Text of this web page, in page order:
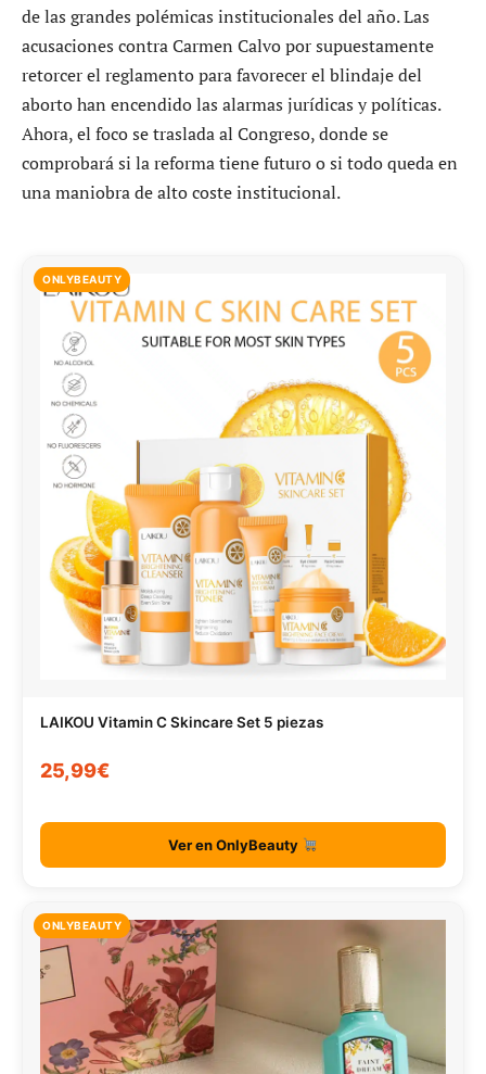
de las grandes polémicas institucionales del año. Las
acusaciones contra Carmen Calvo por supuestamente
retorcer el reglamento para favorecer el blindaje del
aborto han encendido las alarmas jurídicas y políticas.
Ahora, el foco se traslada al Congreso, donde se
comprobará si la reforma tiene futuro o si todo queda en
una maniobra de alto coste institucional.
ONLYBEAUTY
LAIKOU Vitamin C Skincare Set 5 piezas
25,99€
Ver en OnlyBeauty
ONLYBEAUTY